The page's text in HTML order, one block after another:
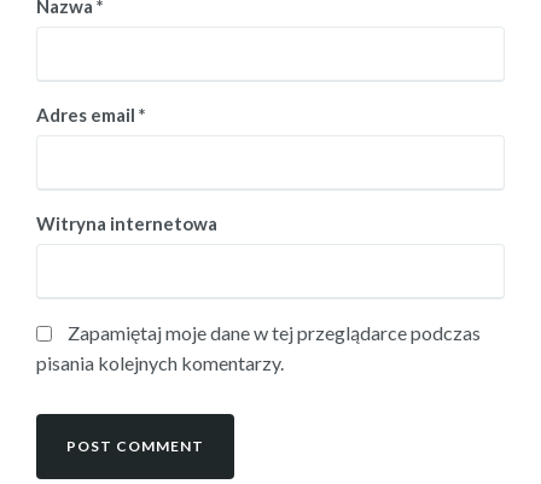
Nazwa *
Adres email *
Witryna internetowa
Zapamiętaj moje dane w tej przeglądarce podczas
pisania kolejnych komentarzy.